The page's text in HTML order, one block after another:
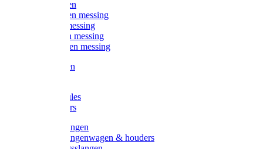
Kogelkranen
Koppelingen messing
Sproeiers messing
Tuinspuiten messing
Slangstukken messing
Handspuiten
Kunststoftules
Regenmeters
Overige slangen
Overige slangenwagen & houders